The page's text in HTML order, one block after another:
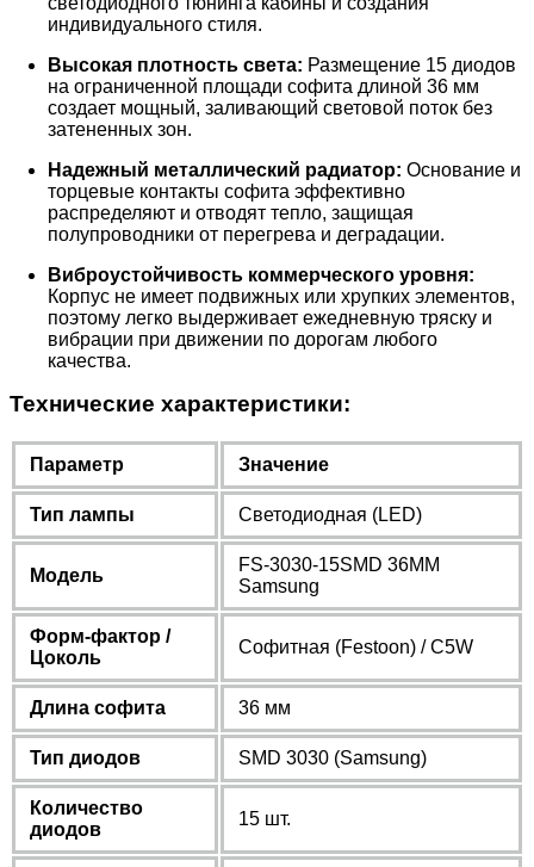
индивидуального стиля.
Высокая плотность света: Размещение 15 диодов
на ограниченной площади софита длиной 36 мм
создает мощный, заливающий световой поток без
затененных зон.
Надежный металлический радиатор: Основание и
торцевые контакты софита эффективно
распределяют и отводят тепло, защищая
полупроводники от перегрева и деградации.
Виброустойчивость коммерческого уровня:
Корпус не имеет подвижных или хрупких элементов,
поэтому легко выдерживает ежедневную тряску и
вибрации при движении по дорогам любого
качества.
Технические характеристики:
Параметр Значение
Тип лампы Светодиодная (LED)
Модель
FS-3030-15SMD 36MM
Samsung
Форм-фактор /
Цоколь
Софитная (Festoon) / C5W
Длина софита 36 мм
Тип диодов SMD 3030 (Samsung)
Количество
диодов
15 шт.